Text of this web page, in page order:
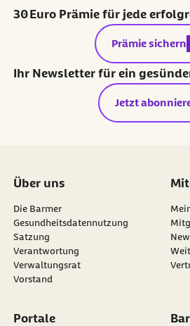
30 Euro Prämie für jede
externer Link:
Prämie sichern
Ihr Newsletter für ein
Jetzt
Über uns
Die Barmer
Gesundheitsdatennutzung
Satzung
Verantwortung
Verwaltungsrat
Vorstand
Portale